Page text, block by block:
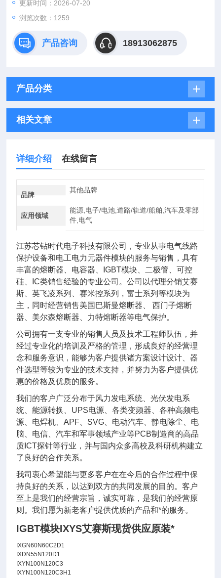
更新时间：2026-07-20
浏览次数：1259
产品咨询 18913062875
产品分类
相关文章
详细介绍 在线留言
品牌
其他品牌
应用领域
能源,电子/电池,道路/轨道/船舶,汽车及零部
件,电气
江苏芯钻时代电子科技有限公司，专业从事电气线路
保护设备和电工电力元器件模块的服务与销售，具有
丰富的熔断器、电容器、IGBT模块、二极管、可控
硅、IC类销售经验的专业公司。公司以代理分销艾赛
斯、英飞凌系列、赛米控系列，富士系列等模块为
主，同时经营销售美国巴斯曼熔断器、 西门子熔断
器、美尔森熔断器、力特熔断器等电气保护。
公司拥有一支专业的销售人员及技术工程师队伍，并
经过专业化的培训及严格的管理，形成良好的经营理
念和服务意识，能够为客户提供诸方案设计设计、器
件选型等较为专业的技术支持，并努力为客户提供优
惠的价格及优质的服务。
我们的客户广泛分布于风力发电系统、光伏发电系
统、能源转换、UPS电源、各类变频器、各种高频电
源、电焊机、APF、SVG、电动汽车、静电除尘、电
脑、电信、汽车和军事领域产业等PCB制造商的高品
质ICT探针等行业，并与国内众多高校及科研机构建立
了良好的合作关系。
我司衷心希望能与更多客户在在今后的合作过程中保
持良好的关系，以达到双方的共同发展的目的。客户
至上是我们的经营宗旨，诚实可靠，是我们的经营原
则。我们愿为新老客户提供优质的产品和*的服务。
IGBT模块IXYS艾赛斯现货供应原装*
IXGN60N60C2D1
IXDN55N120D1
IXYN100N120C3
IXYN100N120C3H1